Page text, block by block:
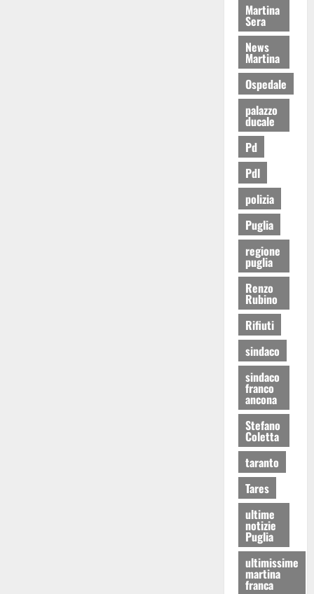
Martina
Sera
News
Martina
Ospedale
palazzo
ducale
Pd
Pdl
polizia
Puglia
regione
puglia
Renzo
Rubino
Rifiuti
sindaco
sindaco
franco
ancona
Stefano
Coletta
taranto
Tares
ultime
notizie
Puglia
ultimissime
martina
franca